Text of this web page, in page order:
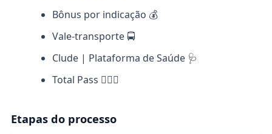
Bônus por indicação 💰
Vale-transporte 🚍
Clude | Plataforma de Saúde 🩺
Total Pass 🏋🏽‍♀️
Etapas do processo